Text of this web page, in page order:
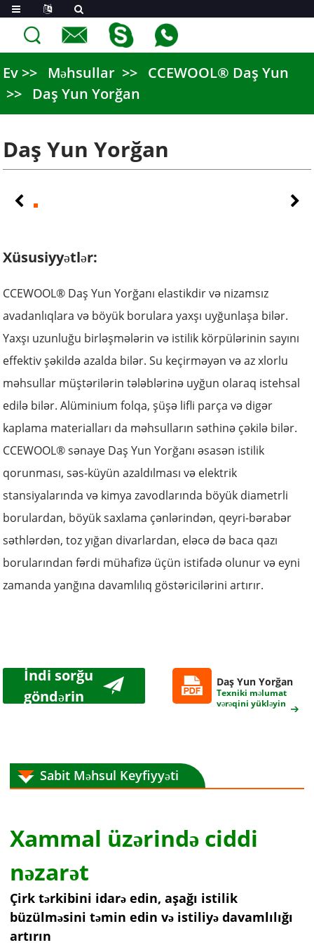
Ev Məhsullar
CCEWOOL® Daş Yun
Daş Yun Yorğan
Daş Yun Yorğan
Xüsusiyyətlər:
CCEWOOL® Daş Yun Yorğanı elastikdir və nizamsız
avadanlıqlara və böyük borulara yaxşı uyğunlaşa bilər.
Yaxşı uzunluğu birləşmələrin və istilik körpülərinin sayını
effektiv şəkildə azalda bilər. Su keçirməyən və az xlorlu
məhsullar müştərilərin tələblərinə uyğun olaraq istehsal
edilə bilər. Alüminium folqa, şüşə lifli parça və digər
kaplama materialları da məhsulların səthinə çəkilə bilər.
CCEWOOL® sənaye Daş Yun Yorğanı əsasən istilik
qorunması, səs-küyün azaldılması və elektrik
stansiyalarında və kimya zavodlarında böyük diametrli
borulardan, böyük saxlama çənlərindən, qeyri-bərabər
səthlərdən, toz yığan divarlardan, eləcə də baca qazı
borularından fərdi mühafizə üçün istifadə olunur və eyni
zamanda yanğına davamlılıq göstəricilərini artırır.
İndi sorğu
göndərin
Daş Yun Yorğan
Texniki məlumat
vərəqini yükləyin
Sabit Məhsul Keyfiyyəti
Xammal üzərində ciddi
nəzarət
Çirk tərkibini idarə edin, aşağı istilik
büzülməsini təmin edin və istiliyə davamlılığı
artırın